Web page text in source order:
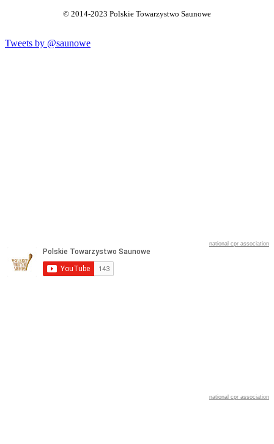
© 2014-2023 Polskie Towarzystwo Saunowe
Tweets by @saunowe
national cpr association
national cpr association